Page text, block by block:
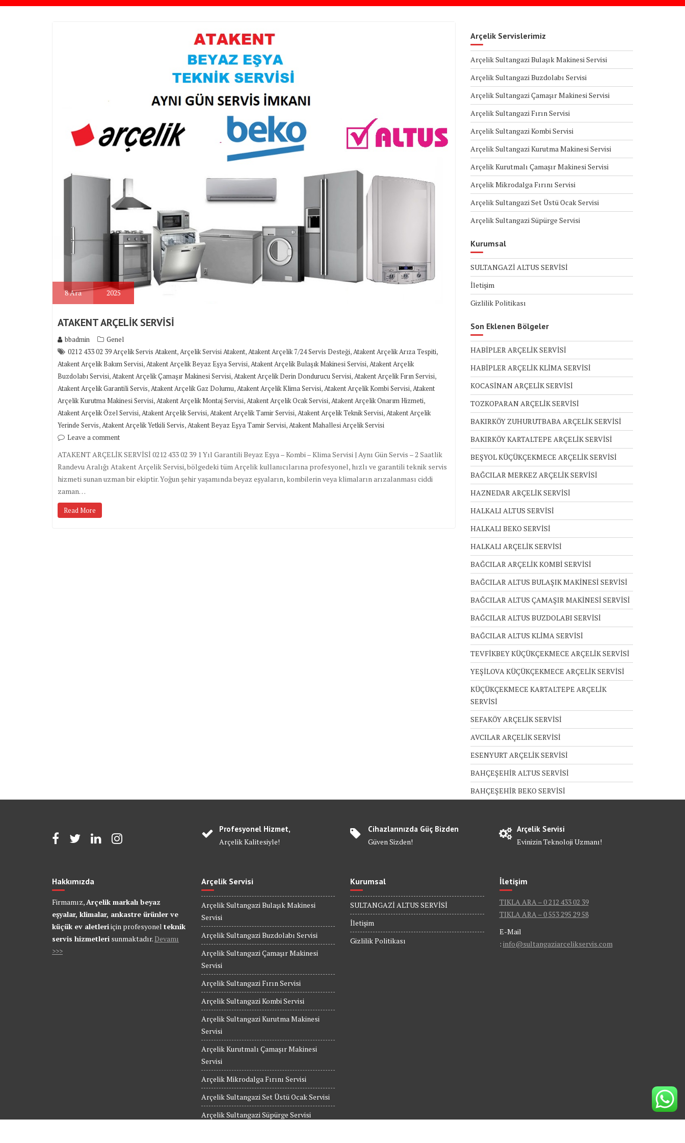
8Ara 2025
ATAKENT ARÇELİK SERVİSİ
bbadmin
Genel
0212 433 02 39 Arçelik Servis Atakent,Arçelik Servisi Atakent,Atakent Arçelik 7/24 Servis Desteği,Atakent Arçelik Arıza Tespiti,
Atakent Arçelik Bakım Servisi,Atakent Arçelik Beyaz Eşya Servisi,Atakent Arçelik Bulaşık Makinesi Servisi,Atakent Arçelik
Buzdolabı Servisi,Atakent Arçelik Çamaşır Makinesi Servisi,Atakent Arçelik Derin Dondurucu Servisi,Atakent Arçelik Fırın Servisi,
Atakent Arçelik Garantili Servis,Atakent Arçelik Gaz Dolumu,Atakent Arçelik Klima Servisi,Atakent Arçelik Kombi Servisi,Atakent
Arçelik Kurutma Makinesi Servisi,Atakent Arçelik Montaj Servisi,Atakent Arçelik Ocak Servisi,Atakent Arçelik Onarım Hizmeti,
Atakent Arçelik Özel Servisi,Atakent Arçelik Servisi,Atakent Arçelik Tamir Servisi,Atakent Arçelik Teknik Servisi,Atakent Arçelik
Yerinde Servis,Atakent Arçelik Yetkili Servis,Atakent Beyaz Eşya Tamir Servisi,Atakent Mahallesi Arçelik Servisi
Leave a comment
ATAKENT ARÇELİK SERVİSİ 0212 433 02 39 1 Yıl Garantili Beyaz Eşya – Kombi – Klima Servisi | Aynı Gün Servis – 2 Saatlik
Randevu Aralığı Atakent Arçelik Servisi, bölgedeki tüm Arçelik kullanıcılarına profesyonel, hızlı ve garantili teknik servis
hizmeti sunan uzman bir ekiptir. Yoğun şehir yaşamında beyaz eşyaların, kombilerin veya klimaların arızalanması ciddi
zaman…
Read More
Arçelik Servislerimiz
Arçelik Sultangazi Bulaşık Makinesi Servisi
Arçelik Sultangazi Buzdolabı Servisi
Arçelik Sultangazi Çamaşır Makinesi Servisi
Arçelik Sultangazi Fırın Servisi
Arçelik Sultangazi Kombi Servisi
Arçelik Sultangazi Kurutma Makinesi Servisi
Arçelik Kurutmalı Çamaşır Makinesi Servisi
Arçelik Mikrodalga Fırını Servisi
Arçelik Sultangazi Set Üstü Ocak Servisi
Arçelik Sultangazi Süpürge Servisi
Kurumsal
SULTANGAZİ ALTUS SERVİSİ
İletişim
Gizlilik Politikası
Son Eklenen Bölgeler
HABİPLER ARÇELİK SERVİSİ
HABİPLER ARÇELİK KLİMA SERVİSİ
KOCASİNAN ARÇELİK SERVİSİ
TOZKOPARAN ARÇELİK SERVİSİ
BAKIRKÖY ZUHURUTBABA ARÇELİK SERVİSİ
BAKIRKÖY KARTALTEPE ARÇELİK SERVİSİ
BEŞYOL KÜÇÜKÇEKMECE ARÇELİK SERVİSİ
BAĞCILAR MERKEZ ARÇELİK SERVİSİ
HAZNEDAR ARÇELİK SERVİSİ
HALKALI ALTUS SERVİSİ
HALKALI BEKO SERVİSİ
HALKALI ARÇELİK SERVİSİ
BAĞCILAR ARÇELİK KOMBİ SERVİSİ
BAĞCILAR ALTUS BULAŞIK MAKİNESİ SERVİSİ
BAĞCILAR ALTUS ÇAMAŞIR MAKİNESİ SERVİSİ
BAĞCILAR ALTUS BUZDOLABI SERVİSİ
BAĞCILAR ALTUS KLİMA SERVİSİ
TEVFİKBEY KÜÇÜKÇEKMECE ARÇELİK SERVİSİ
YEŞİLOVA KÜÇÜKÇEKMECE ARÇELİK SERVİSİ
KÜÇÜKÇEKMECE KARTALTEPE ARÇELİK
SERVİSİ
SEFAKÖY ARÇELİK SERVİSİ
AVCILAR ARÇELİK SERVİSİ
ESENYURT ARÇELİK SERVİSİ
BAHÇEŞEHİR ALTUS SERVİSİ
BAHÇEŞEHİR BEKO SERVİSİ
Profesyonel Hizmet,
Arçelik Kalitesiyle!
Cihazlarınızda Güç Bizden
Güven Sizden!
Arçelik Servisi
Evinizin Teknoloji Uzmanı!
Hakkımızda
Firmamız,Arçelik markalı beyaz
eşyalar, klimalar, ankastre ürünler ve
küçük ev aletleriiçin profesyonel teknik
servis hizmetleri sunmaktadır.Devamı
>>>
Arçelik Servisi
Arçelik Sultangazi Bulaşık Makinesi
Servisi
Arçelik Sultangazi Buzdolabı Servisi
Arçelik Sultangazi Çamaşır Makinesi
Servisi
Arçelik Sultangazi Fırın Servisi
Arçelik Sultangazi Kombi Servisi
Arçelik Sultangazi Kurutma Makinesi
Servisi
Arçelik Kurutmalı Çamaşır Makinesi
Servisi
Arçelik Mikrodalga Fırını Servisi
Arçelik Sultangazi Set Üstü Ocak Servisi
Arçelik Sultangazi Süpürge Servisi
Kurumsal
SULTANGAZİ ALTUS SERVİSİ
İletişim
Gizlilik Politikası
İletişim
TIKLA ARA – 0 212 433 02 39
TIKLA ARA – 0 553 295 29 58
E-Mail
: info@sultangaziarcelikservis.com